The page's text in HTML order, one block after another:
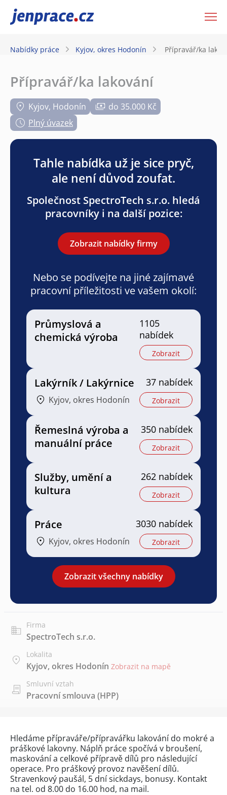
JenPráce.cz
Nabídky práce Kyjov, okres Hodonín Přípravář/ka
Přípravář/ka lakování
Kyjov, Hodonín
do 35.000 Kč
Plný úvazek
Tahle nabídka už je sice pryč,
ale není důvod zoufat.
Společnost SpectroTech s.r.o. hledá
pracovníky i na další pozice:
Zobrazit nabídky firmy
Nebo se podívejte na jiné zajímavé
pracovní příležitosti ve vašem okolí:
Průmyslová a
chemická výroba
1105
nabídek
Zobrazit
Lakýrník / Lakýrnice
Kyjov, okres Hodonín
37 nabídek
Zobrazit
Řemeslná výroba a
manuální práce
350 nabídek
Zobrazit
Služby, umění a
kultura
262 nabídek
Zobrazit
Práce
Kyjov, okres Hodonín
3030 nabídek
Zobrazit
Zobrazit všechny nabídky
Firma
SpectroTech s.r.o.
Lokalita
Kyjov, okres Hodonín Zobrazit na mapě
Smluvní vztah
Pracovní smlouva (HPP)
Hledáme přípraváře/přípravářku lakování do mokré a
práškové lakovny. Náplň práce spočívá v broušení,
maskování a celkové přípravě dílů pro následující
operace. Pro práškový provoz navěšení dílů.
Stravenkový paušál, 5 dní sickdays, bonusy. Kontakt
na tel. od 8.00 do 16.00 hod, na mail.